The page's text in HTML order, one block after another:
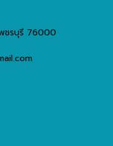
ชรบุรี 76000